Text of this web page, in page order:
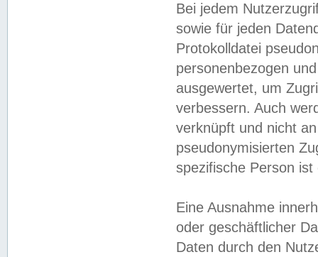
Bei jedem
sowie für jeden
Protokolldatei
personenbezogen
ausgewertet, um
verbessern. Auch
verknüpft und nicht
pseudonymisierten
spezifische Person
Eine Ausnahme
oder geschäftlicher
Daten durch den